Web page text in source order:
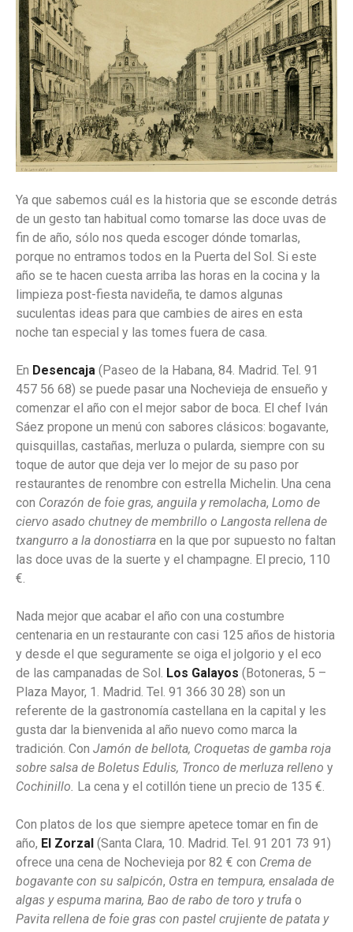
Ya que sabemos cuál es la historia que se esconde detrás
de un gesto tan habitual como tomarse las doce uvas de
fin de año, sólo nos queda escoger dónde tomarlas,
porque no entramos todos en la Puerta del Sol. Si este
año se te hacen cuesta arriba las horas en la cocina y la
limpieza post-fiesta navideña, te damos algunas
suculentas ideas para que cambies de aires en esta
noche tan especial y las tomes fuera de casa.
En Desencaja (Paseo de la Habana, 84. Madrid. Tel. 91
457 56 68) se puede pasar una Nochevieja de ensueño y
comenzar el año con el mejor sabor de boca. El chef Iván
Sáez propone un menú con sabores clásicos: bogavante,
quisquillas, castañas, merluza o pularda, siempre con su
toque de autor que deja ver lo mejor de su paso por
restaurantes de renombre con estrella Michelin. Una cena
con Corazón de foie gras, anguila y remolacha, Lomo de
ciervo asado chutney de membrillo o Langosta rellena de
txangurro a la donostiarra en la que por supuesto no faltan
las doce uvas de la suerte y el champagne. El precio, 110
€.
Nada mejor que acabar el año con una costumbre
centenaria en un restaurante con casi 125 años de historia
y desde el que seguramente se oiga el jolgorio y el eco
de las campanadas de Sol. Los Galayos (Botoneras, 5 –
Plaza Mayor, 1. Madrid. Tel. 91 366 30 28) son un
referente de la gastronomía castellana en la capital y les
gusta dar la bienvenida al año nuevo como marca la
tradición. Con Jamón de bellota, Croquetas de gamba roja
sobre salsa de Boletus Edulis, Tronco de merluza relleno y
Cochinillo. La cena y el cotillón tiene un precio de 135 €.
Con platos de los que siempre apetece tomar en fin de
año, El Zorzal (Santa Clara, 10. Madrid. Tel. 91 201 73 91)
ofrece una cena de Nochevieja por 82 € con Crema de
bogavante con su salpicón, Ostra en tempura, ensalada de
algas y espuma marina, Bao de rabo de toro y trufa o
Pavita rellena de foie gras con pastel crujiente de patata y